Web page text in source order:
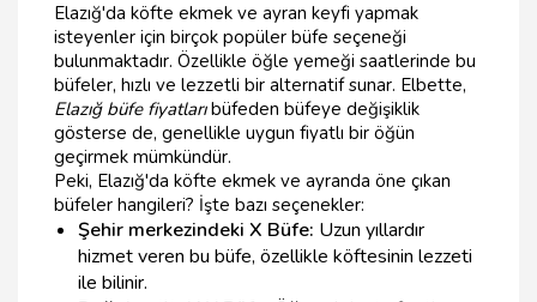
Elazığ'da köfte ekmek ve ayran keyfi yapmak
isteyenler için birçok popüler büfe seçeneği
bulunmaktadır. Özellikle öğle yemeği saatlerinde bu
büfeler, hızlı ve lezzetli bir alternatif sunar. Elbette,
Elazığ büfe fiyatlarıbüfeden büfeye değişiklik
gösterse de, genellikle uygun fiyatlı bir öğün
geçirmek mümkündür.
Peki, Elazığ'da köfte ekmek ve ayranda öne çıkan
büfeler hangileri? İşte bazı seçenekler:
Şehir merkezindeki X Büfe: Uzun yıllardır
hizmet veren bu büfe, özellikle köftesinin lezzeti
ile bilinir.